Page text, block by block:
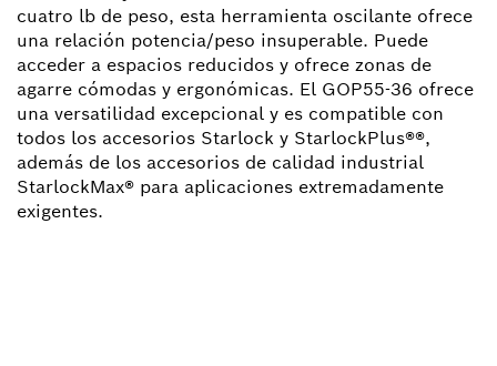
cuatro lb de peso, esta herramienta oscilante ofrece
una relación potencia/peso insuperable. Puede
acceder a espacios reducidos y ofrece zonas de
agarre cómodas y ergonómicas. El GOP55-36 ofrece
una versatilidad excepcional y es compatible con
todos los accesorios Starlock y StarlockPlus®®,
además de los accesorios de calidad industrial
StarlockMax® para aplicaciones extremadamente
exigentes.